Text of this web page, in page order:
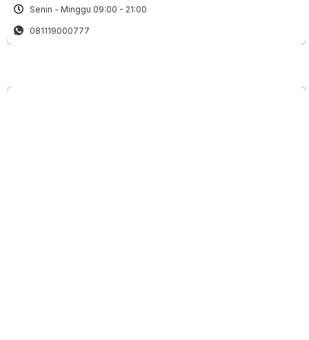
Senin - Minggu 09:00 - 21:00
081119000777